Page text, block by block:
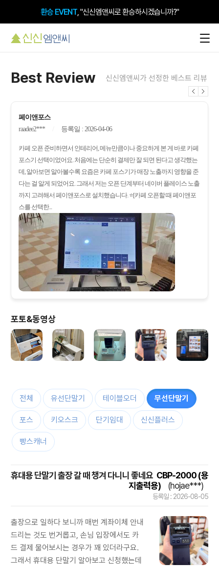
환승 EVENT, "신신엠앤씨로 환승하시겠습니까?"
Best Review 신신엠앤씨가 선정한 베스트 리뷰
페이앤포스
raadee2***
등록일 : 2026-04-06
카페 오픈 준비하면서 인테리어, 메뉴만큼이나 중요하게 본 게 바로 카페
포스기 선택이었어요. 처음에는 단순히 결제만 잘 되면 된다고 생각했는
데, 알아보면 알아볼수록 요즘은 카페 포스기가 매장 노출까지 영향을 준
다는 걸 알게 되었어요. 그래서 저는 오픈 단계부터 네이버 플레이스 노출
까지 고려해서 페이앤포스로 설치했습니다. ⭐[카페 오픈할 때 페이앤포
스를 선택한...
포토&동영상
전체 유선단말기 테이블오더 무선단말기
포스 키오스크 단기임대 신신플러스
빵스캐너
휴대용 단말기 출장 갈 때 챙겨 다니니 좋네요 CBP-2000 (용
지출력용)
(hojae***)
등록일 : 2026-08-05
출장으로 일하다 보니까 매번 계좌이체 안내
드리는 것도 번거롭고, 손님 입장에서도 카
드 결제 물어보시는 경우가 꽤 있더라구요.
그래서 휴대용 단말기 알아보고 신청했는데